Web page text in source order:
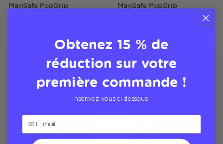
MagSafe PopGrip
MagSafe PopGrip
Obtenez 15 % de
réduction sur votre
première commande !
Inscrivez-vous ci-dessous :